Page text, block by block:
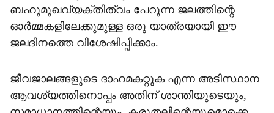
ബഹുമുഖവ്യക്തിത്വം പേറുന്ന ജലത്തിന്റെ
ഓര്‍മ്മകളിലേക്കുമുള്ള ഒരു യാത്രയായി ഈ
ജലദിനത്തെ വിശേഷിപ്പിക്കാം.
ജീവജാലങ്ങളുടെ ദാഹമകറ്റുക എന്ന അടിസ്ഥാന
ആവശ്യത്തിനൊപ്പം അതിന് ശാന്തിയുടെയും,